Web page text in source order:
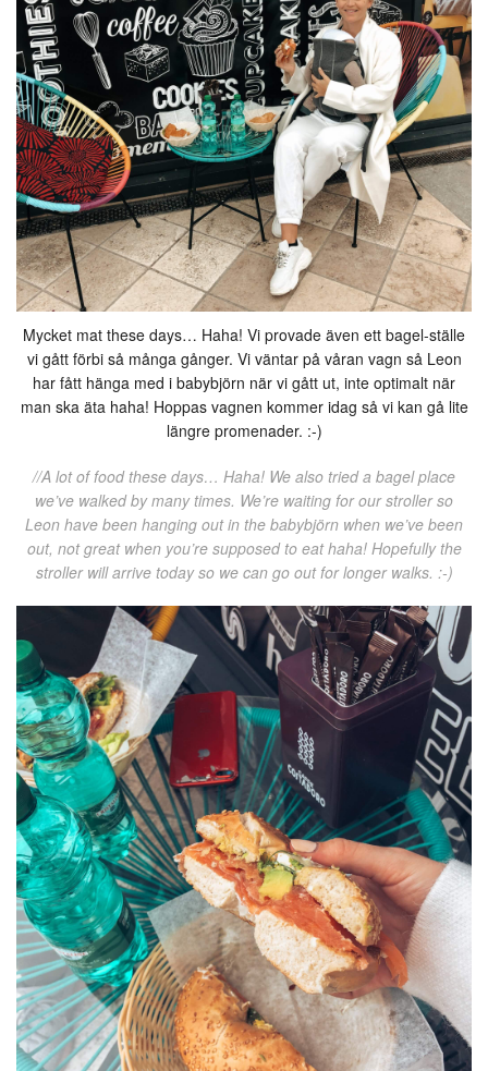
Mycket mat these days… Haha! Vi provade även ett bagel-ställe
vi gått förbi så många gånger. Vi väntar på våran vagn så Leon
har fått hänga med i babybjörn när vi gått ut, inte optimalt när
man ska äta haha! Hoppas vagnen kommer idag så vi kan gå lite
längre promenader. :-)
//A lot of food these days… Haha! We also tried a bagel place
we’ve walked by many times. We’re waiting for our stroller so
Leon have been hanging out in the babybjörn when we’ve been
out, not great when you’re supposed to eat haha! Hopefully the
stroller will arrive today so we can go out for longer walks. :-)